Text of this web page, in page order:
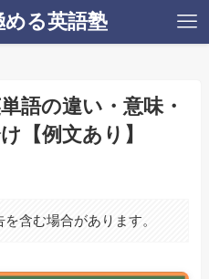
る英語塾
語の違い・意味・
【例文あり】
含む場合があります。